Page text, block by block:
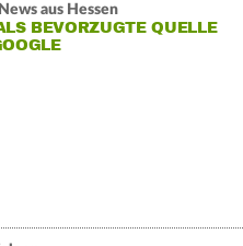
aus Hessen
BEVORZUGTE QUELLE